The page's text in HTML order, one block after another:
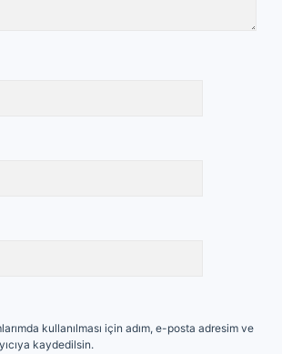
kullanılması için adım, e-posta adresim ve
kaydedilsin.